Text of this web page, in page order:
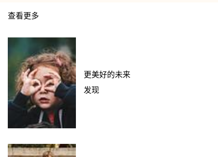
查看更多
更美好的未来
发现